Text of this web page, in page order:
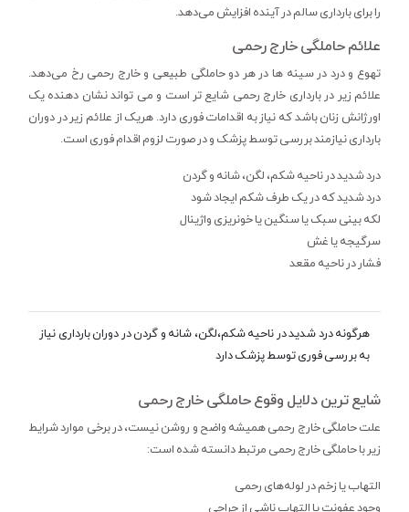
را برای بارداری سالم در آینده افزایش می‌دهد.
علائم حاملگی خارج رحمی
تهوع و درد در سینه ها در هر دو حاملگی طبیعی و خارج رحمی رخ می‌دهد.
علائم زیر در بارداری خارج رحمی شایع تر است و می تواند نشان دهنده یک
اورژانش زنان باشد که نیاز به اقدامات فوری دارد. هریک از علائم زیر در دوران
بارداری نیازمند بررسی توسط پزشک و در صورت لزوم اقدام فوری است.
درد شدید در ناحیه شکم، لگن، شانه و گردن
درد شدید که در یک طرف شکم ایجاد شود
لکه بینی سبک یا سنگین یا خونریزی واژینال
سرگیجه یا غش
فشار در ناحیه مقعد
هرگونه درد شدید در ناحیه شکم،لگن، شانه و گردن در دوران بارداری نیاز
به بررسی فوری توسط پزشک دارد
شایع ترین دلایل وقوع حاملگی خارج رحمی
علت حاملگی خارج رحمی همیشه واضح و روشن نیست، در برخی موارد شرایط
زیر با حاملگی خارج رحمی مرتبط دانسته شده است:
التهاب یا زخم در لوله‌های رحمی
وجود عفونت یا التهاب ناشی از جراحی